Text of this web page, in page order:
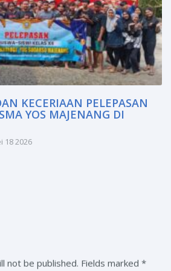
KECERIAAN PELEPASAN
YOS MAJENANG DI
18 2026
not be published. Fields marked *